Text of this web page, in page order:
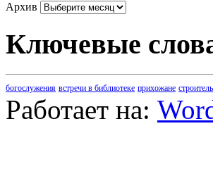
Архив
Ключевые
богослужения встречи в библиотеке прихожане
Работает на: